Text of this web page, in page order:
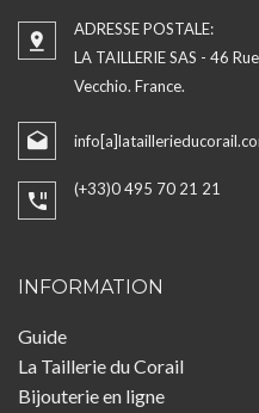
ADRESSE POSTALE:
LA TAILLERIE SAS - 46
Vecchio. France.
(+33)0 495 70 21 21
INFORMATION
Guide
La Taillerie du Corail
Bijouterie en ligne